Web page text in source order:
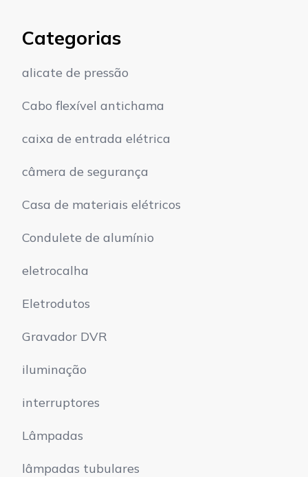
Categorias
alicate de pressão
Cabo flexível antichama
caixa de entrada elétrica
câmera de segurança
Casa de materiais elétricos
Condulete de alumínio
eletrocalha
Eletrodutos
Gravador DVR
iluminação
interruptores
Lâmpadas
lâmpadas tubulares